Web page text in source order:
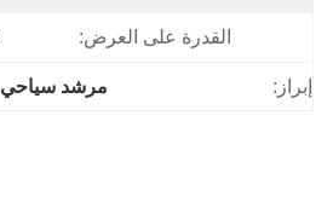
القدرة على العرض:
إبراز: مرشد سياحي